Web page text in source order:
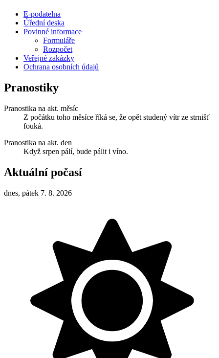
E-podatelna
Úřední deska
Povinné informace
Formuláře
Rozpočet
Veřejné zakázky
Ochrana osobních údajů
Pranostiky
Pranostika na akt. měsíc
Z počátku toho měsíce říká se, že opět studený vítr ze strnišť
fouká.
Pranostika na akt. den
Když srpen pálí, bude pálit i víno.
Aktuální počasí
dnes, pátek 7. 8. 2026